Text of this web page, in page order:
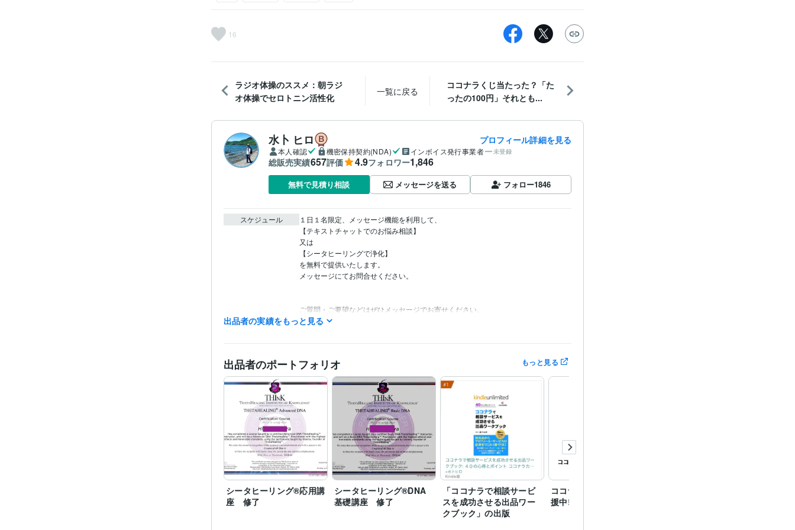
16
ラジオ体操のススメ：朝ラジ
オ体操でセロトニン活性化
一覧に戻る
ココナラくじ当たった？「た
ったの100円」それとも...
水卜 ヒロ プロフィール詳細を見る
本人確認 機密保持契約(NDA) インボイス発行事業者 未登録
総販売実績657評価 4.9フォロワー1,846
無料で見積り相談 メッセージを送る フォロー1846
スケジュール
１日１名限定、メッセージ機能を利用して、
【テキストチャットでのお悩み相談】
又は
【シータヒーリングで浄化】
を無料で提供いたします。
メッセージにてお問合せください。
ご質問・ご要望などはぜひメッセージでお寄せください。
ココナラブログ不定期で更新中です♪
毎日チェックしていますので、最短1時間以内どんなに遅くとも24時間以内にはお返
☆電話相談の予定☆
夜19時前後に対応可能、深夜帯は対応不可のことが多いです。
（メッセージにてお問い合わせいただければ、細かい時間設定をお打ち合わせの上、
「待機中」に設定させていただきます）
（電話相談の「予約」は、毎時「00分」または「30分」しか受付できませんのでご注
意ください。例えば10時10分とか、22時45分といったご予約はできないシステムに
なっております。10時や22時30分という形でのご予約となってしまいます。事前に
ダイレクトメッセージでお問い合わせいただければ、細かい時間設定で「待機」する
ことも可能です）
※下記のリンクより、無料登録して電話番号認証するとココナラより1000ポイントプ
レゼントされます。
出品者の実績をもっと見る
出品者のポートフォリオ もっと見る
シータヒーリング®応用講
座 修了
シータヒーリング®DNA
基礎講座 修了
「ココナラで相談サービ
スを成功させる出品ワー
クブック」の出版
ココナラカウンセラー応
援中‼︎